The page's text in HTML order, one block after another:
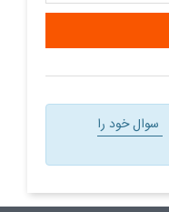
سوال خود را